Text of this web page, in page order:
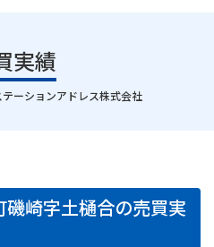
実績
｜ーションアドレス株式会社
崎字土樋合の売買実